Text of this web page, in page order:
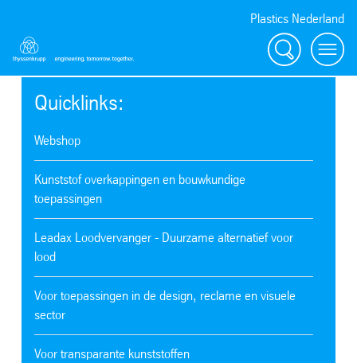
Plastics Nederland
Zoeken Menu
Quicklinks:
Webshop
Kunststof overkappingen en bouwkundige
toepassingen
Leadax Loodvervanger - Duurzame alternatief voor
lood‎
Voor toepassingen in de design, reclame en visuele
sector
Voor transparante kunststoffen